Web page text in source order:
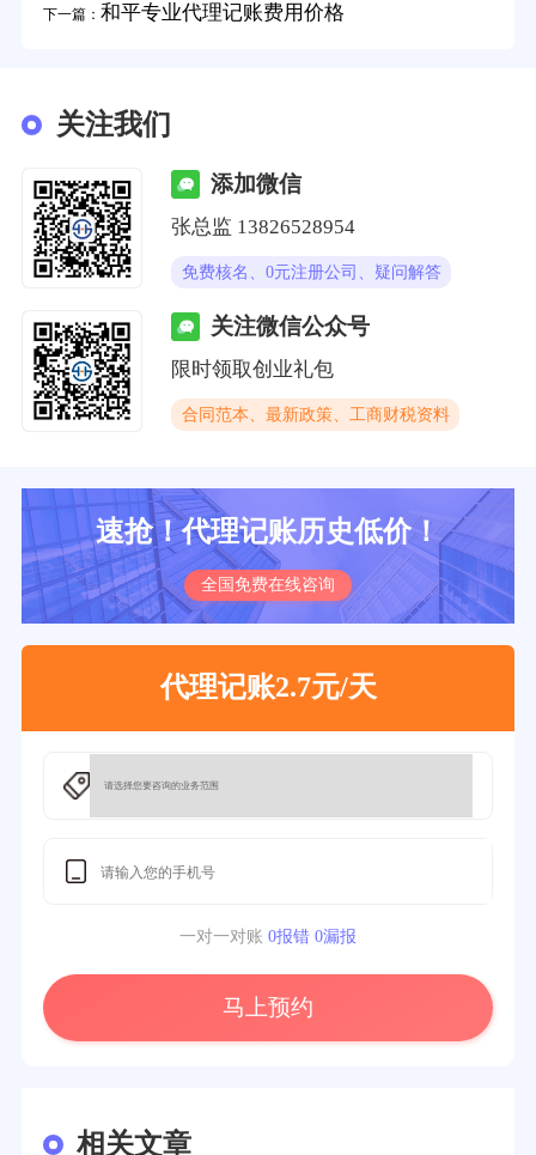
下一篇： 和平专业代理记账费用价格
关注我们
添加微信
张总监 13826528954
免费核名、0元注册公司、疑问解答
关注微信公众号
限时领取创业礼包
合同范本、最新政策、工商财税资料
速抢！代理记账历史低价！
全国免费在线咨询
代理记账2.7元/天
一对一对账 0报错 0漏报
马上预约
相关文章